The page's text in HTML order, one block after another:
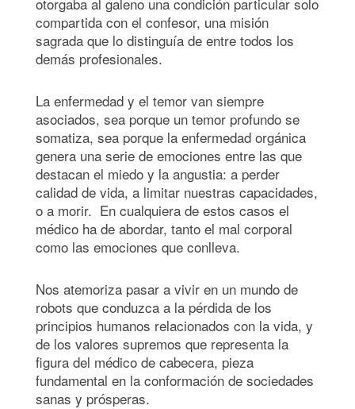
compartida con el confesor, una misión
sagrada que lo distinguía de entre todos los
demás profesionales.
La enfermedad y el temor van siempre
asociados, sea porque un temor profundo se
somatiza, sea porque la enfermedad orgánica
genera una serie de emociones entre las que
destacan el miedo y la angustia: a perder
calidad de vida, a limitar nuestras capacidades,
o a morir. En cualquiera de estos casos el
médico ha de abordar, tanto el mal corporal
como las emociones que conlleva.
Nos atemoriza pasar a vivir en un mundo de
robots que conduzca a la pérdida de los
principios humanos relacionados con la vida, y
de los valores supremos que representa la
figura del médico de cabecera, pieza
fundamental en la conformación de sociedades
sanas y prósperas.